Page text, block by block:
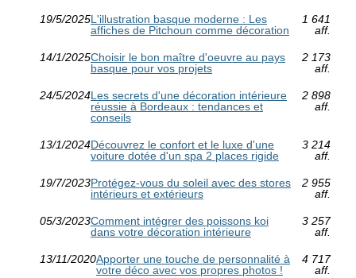
19/5/2025L'illustration basque moderne : Les
affiches de Pitchoun comme décoration
1 641
aff.
14/1/2025Choisir le bon maître d'oeuvre au pays
basque pour vos projets
2 173
aff.
24/5/2024Les secrets d'une décoration intérieure
réussie à Bordeaux : tendances et
conseils
2 898
aff.
13/1/2024Découvrez le confort et le luxe d'une
voiture dotée d'un spa 2 places rigide
3 214
aff.
19/7/2023Protégez-vous du soleil avec des stores
intérieurs et extérieurs
2 955
aff.
05/3/2023Comment intégrer des poissons koi
dans votre décoration intérieure
3 257
aff.
13/11/2020Apporter une touche de personnalité à
votre déco avec vos propres photos !
4 717
aff.